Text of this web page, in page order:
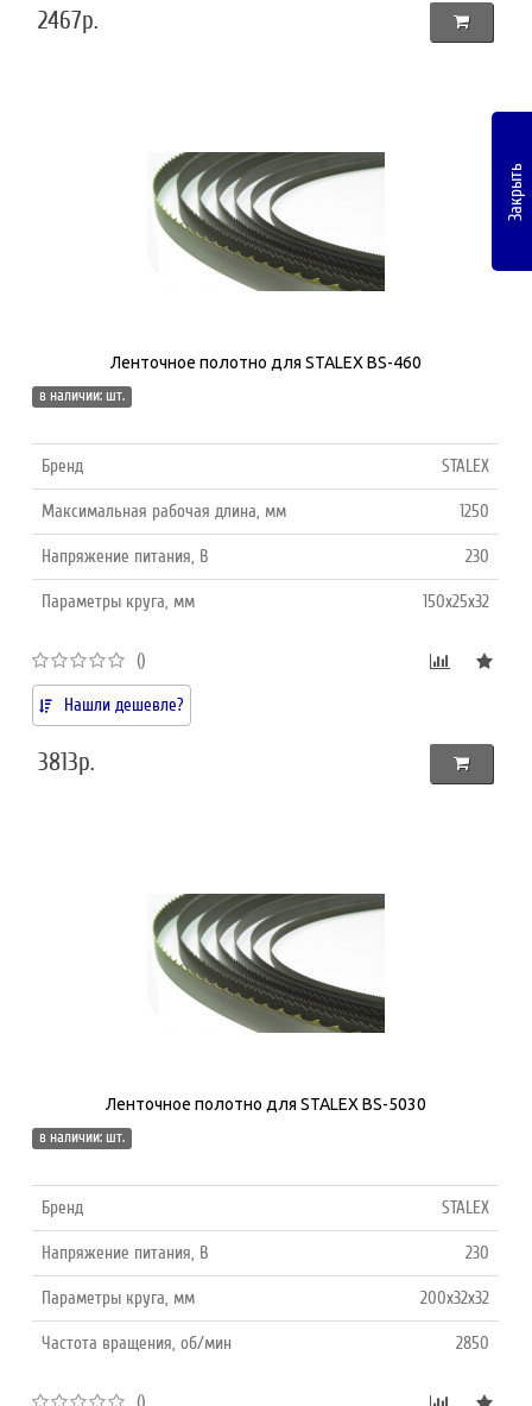
2467р.
Ленточное полотно для STALEX BS-460
в наличии: шт.
Бренд STALEX
Максимальная рабочая длина, мм 1250
Напряжение питания, В 230
Параметры круга, мм 150x25x32
()
Нашли дешевле?
3813р.
Ленточное полотно для STALEX BS-5030
в наличии: шт.
Бренд STALEX
Напряжение питания, В 230
Параметры круга, мм 200x32x32
Частота вращения, об/мин 2850
()
Закрыть